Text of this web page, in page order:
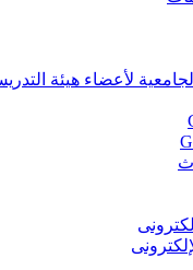
لأعضاء هيئة